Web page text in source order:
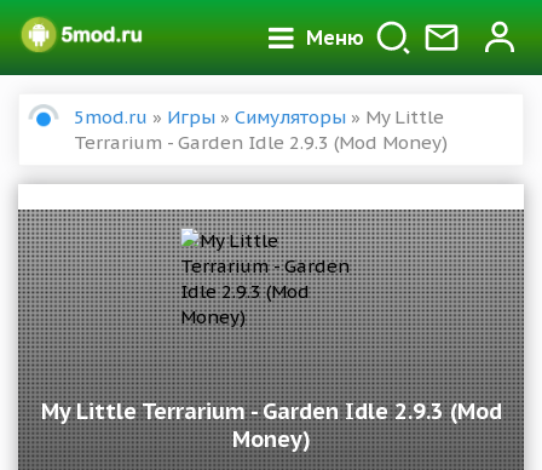
Меню
5mod.ru » Игры » Симуляторы » My Little
Terrarium - Garden Idle 2.9.3 (Mod Money)
My Little Terrarium - Garden Idle 2.9.3 (Mod
Money)